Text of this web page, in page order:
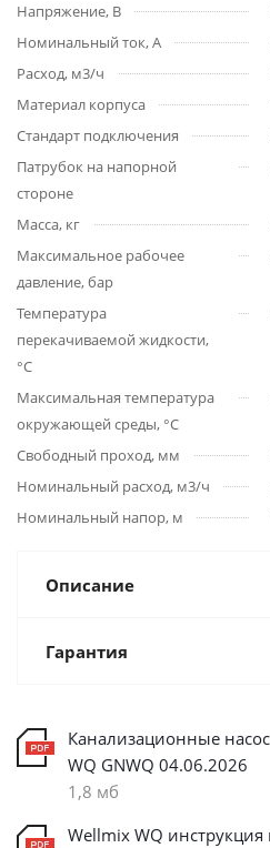
Напряжение, В
Номинальный ток, А
Расход, м3/ч
Материал корпуса
Стандарт подключения
Патрубок на напорной
стороне
Масса, кг
Максимальное рабочее
давление, бар
Температура
перекачиваемой жидкости,
°С
Максимальная температура
окружающей среды, °С
Свободный проход, мм
Номинальный расход, м3/ч
Номинальный напор, м
Описание
Гарантия
Канализационные
WQ GNWQ 04.06.2026
1,8 мб
Wellmix WQ